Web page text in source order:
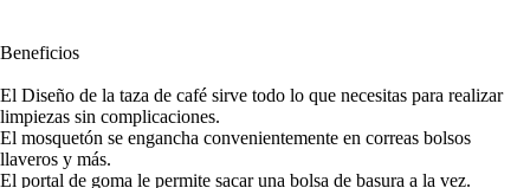
Beneficios
El Diseño de la taza de café sirve todo lo que necesitas para realizar
limpiezas sin complicaciones.
El mosquetón se engancha convenientemente en correas bolsos
llaveros y más.
El portal de goma le permite sacar una bolsa de basura a la vez.